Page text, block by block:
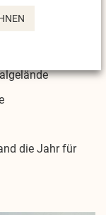
dem
die Jahr für